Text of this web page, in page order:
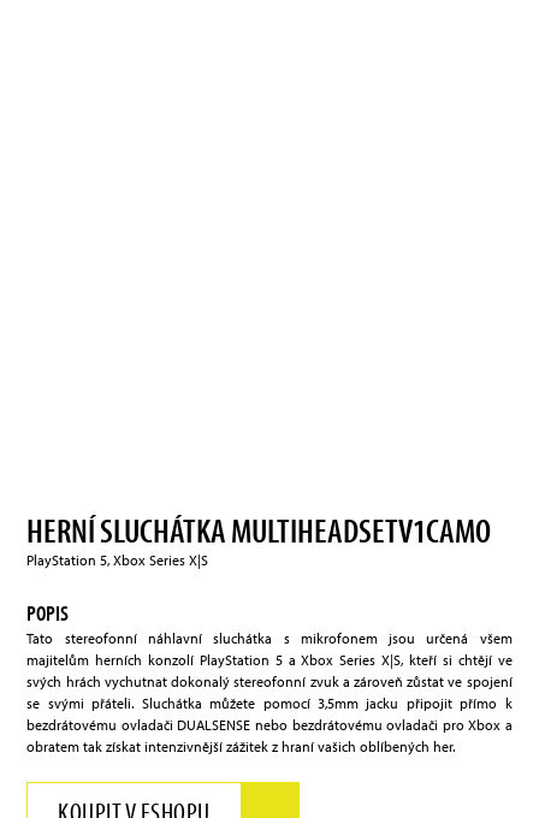
HERNÍ SLUCHÁTKA MULTIHEADSETV1CAMO
PlayStation 5, Xbox Series X|S
POPIS
Tato stereofonní náhlavní sluchátka s mikrofonem jsou určená všem
majitelům herních konzolí PlayStation 5 a Xbox Series X|S, kteří si chtějí ve
svých hrách vychutnat dokonalý stereofonní zvuk a zároveň zůstat ve spojení
se svými přáteli. Sluchátka můžete pomocí 3,5mm jacku připojit přímo k
bezdrátovému ovladači DUALSENSE nebo bezdrátovému ovladači pro Xbox a
obratem tak získat intenzivnější zážitek z hraní vašich oblíbených her.